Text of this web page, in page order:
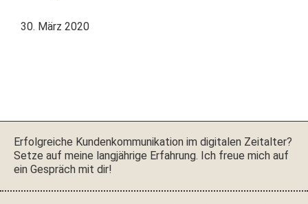
30. März 2020
Erfol­gre­iche Kun­denkom­mu­nika­tion im dig­i­tal­en Zeital­ter?
Set­ze auf meine langjährige Erfahrung. Ich freue mich auf
ein Gespräch mit dir!